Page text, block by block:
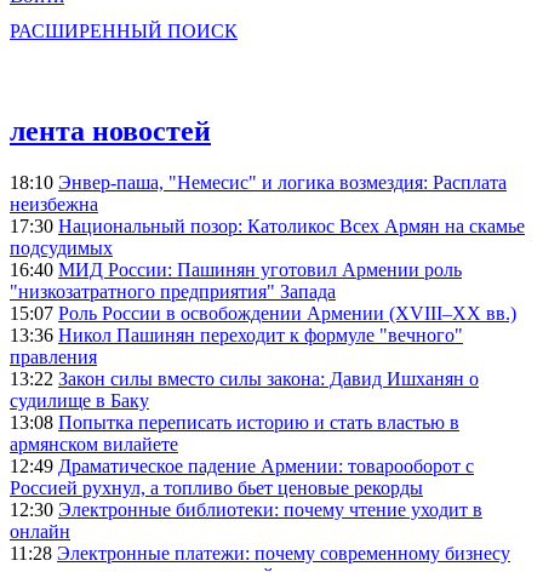
РАСШИРЕННЫЙ ПОИСК
лента новостей
18:10 Энвер-паша, "Немесис" и логика возмездия: Расплата
неизбежна
17:30 Национальный позор: Католикос Всех Армян на скамье
подсудимых
16:40 МИД России: Пашинян уготовил Армении роль
"низкозатратного предприятия" Запада
15:07 Роль России в освобождении Армении (XVIII–XX вв.)
13:36 Никол Пашинян переходит к формуле "вечного"
правления
13:22 Закон силы вместо силы закона: Давид Ишханян о
судилище в Баку
13:08 Попытка переписать историю и стать властью в
армянском вилайете
12:49 Драматическое падение Армении: товарооборот с
Россией рухнул, а топливо бьет ценовые рекорды
12:30 Электронные библиотеки: почему чтение уходит в
онлайн
11:28 Электронные платежи: почему современному бизнесу